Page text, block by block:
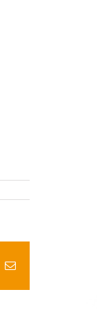
Correo